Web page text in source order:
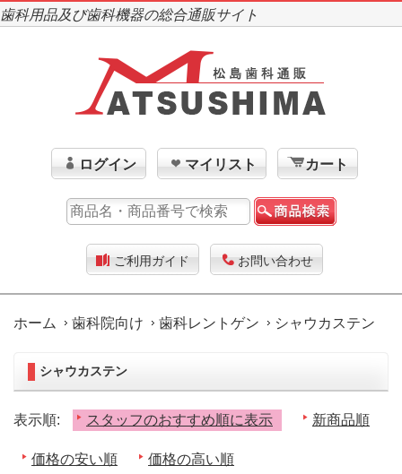
歯科用品及び歯科機器の総合通販サイト
ログイン マイリスト カート
ご利用ガイド お問い合わせ
ホーム 歯科院向け 歯科レントゲン シャウカステン
シャウカステン
表示順: スタッフのおすすめ順に表示 新商品順
価格の安い順 価格の高い順